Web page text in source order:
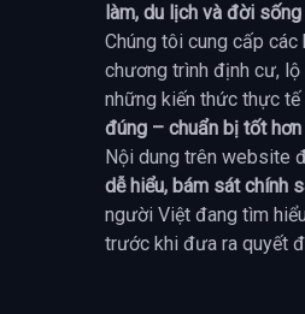
làm, du lịch và đời
Chúng tôi cung cấp các
chương trình định cư,
những kiến thức thực tế
đúng – chuẩn bị tốt hơn
Nội dung trên website
dễ hiểu, bám sát chính
người Việt đang tìm
trước khi đưa ra quyết